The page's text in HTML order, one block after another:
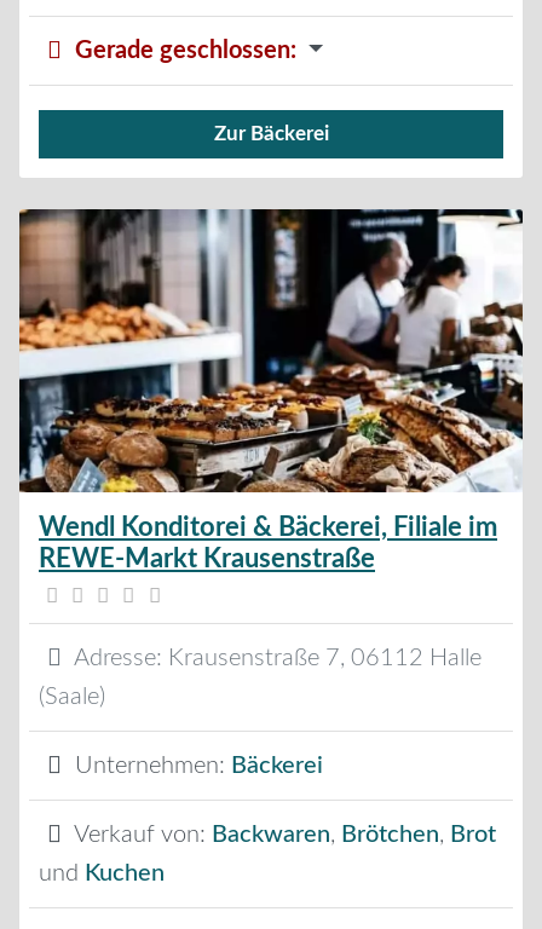
Gerade geschlossen:
Verkauf von Brötchen,
Zur Bäckerei
Wendl Konditorei & Bäckerei, Filiale im
REWE-Markt Krausenstraße
Adresse: Krausenstraße 7, 06112 Halle
(Saale)
Unternehmen: Bäckerei
Verkauf von: Backwaren, Brötchen, Brot
und Kuchen